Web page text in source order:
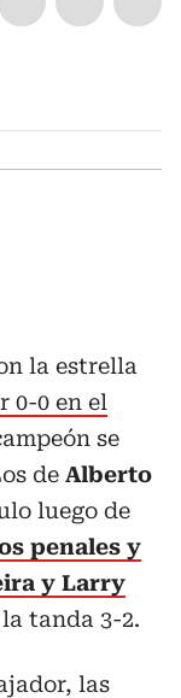
la estrella
0-0 en el
se
de Alberto
luego de
penales y
y Larry
tanda 3-2.
las